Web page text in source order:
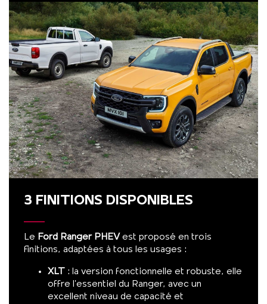
3 FINITIONS DISPONIBLES
Le Ford Ranger PHEV est proposé en trois
finitions, adaptées à tous les usages :
XLT
: la version fonctionnelle et robuste, elle
offre l’essentiel du Ranger, avec un
excellent niveau de capacité et